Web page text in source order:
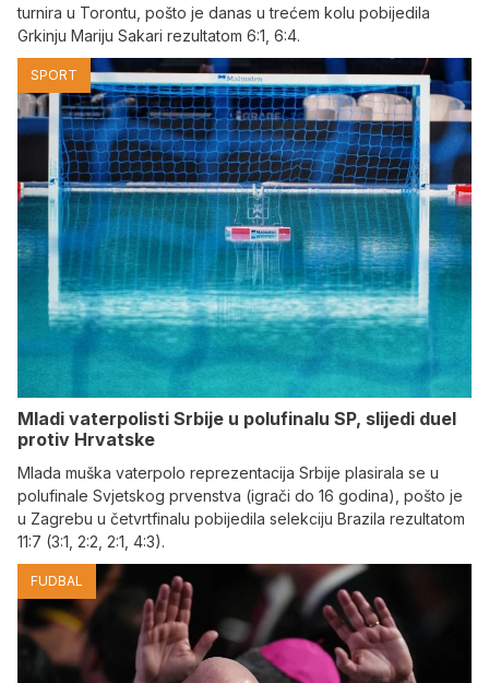
turnira u Torontu, pošto je danas u trećem kolu pobijedila
Grkinju Mariju Sakari rezultatom 6:1, 6:4.
SPORT
Mladi vaterpolisti Srbije u polufinalu SP, slijedi duel
protiv Hrvatske
Mlada muška vaterpolo reprezentacija Srbije plasirala se u
polufinale Svjetskog prvenstva (igrači do 16 godina), pošto je
u Zagrebu u četvrtfinalu pobijedila selekciju Brazila rezultatom
11:7 (3:1, 2:2, 2:1, 4:3).
FUDBAL